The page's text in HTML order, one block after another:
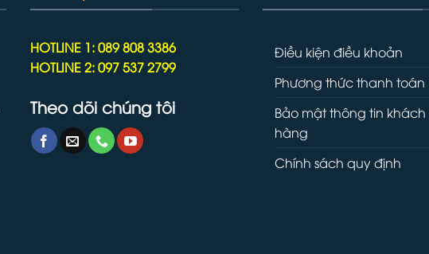
HOTLINE 1: 089 808 3386
HOTLINE 2: 097 537 2799
Theo dõi chúng tôi
Điều kiện điều khoản
Phương thức thanh toán
Bảo mật thông tin khách
hàng
Chính sách quy định